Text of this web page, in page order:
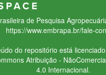
de Pesquisa
https://www.embrapa.br/fale-
do repositório está
Atribuição -
4.0 Internacional.